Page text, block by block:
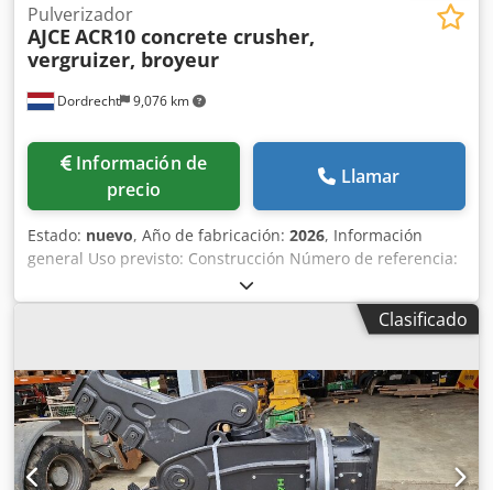
Dordrecht 9,076 km
Pulverizador
AJCE ACR10 concrete crusher,
vergruizer, broyeur
Información de
precio
Llamar
Estado: nuevo, Año de fabricación: 2026, Información
general Uso previsto: Construcción Número de referencia:
4 Pesos Peso en vacío: 150 kg Chodpfx Aoy Atz Hedpja
Características Dimensiones de la zona de carga: 120 x 80
x 60 cm Marcado CE: sí Estado Estado general: muy bueno
Información adicional Adecuado para las siguientes
máquinas: 0,8-2,5 toneladas Condiciones de entrega: EXW
Presión de trabajo: 170 bares Fuerza de corte: 170 kN
Caudal hidráulico requerido: 3050 l/min País de
fabricación: KR Información adicional Póngase en contacto
Clasificado